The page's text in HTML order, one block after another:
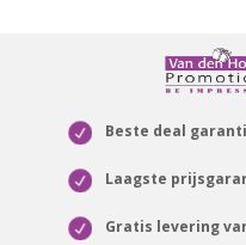
Beste deal
Laagste
Gratis levering